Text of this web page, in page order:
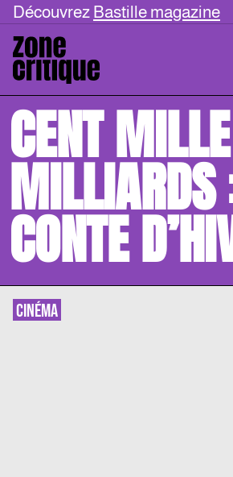
Découvrez Bastille magazine
CENT MILLE
CONTE
CINÉMA